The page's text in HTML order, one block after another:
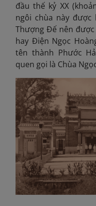
đầu thế kỷ XX
ngôi chùa này được
Thượng Đế nên
hay Điện Ngọc
tên thành Phước
quen gọi là Chùa